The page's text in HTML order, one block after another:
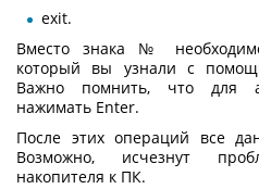
exit.
Вместо знака №
который вы узнали с
Важно помнить, что для
нажимать Enter.
После этих операций все
Возможно, исчезнут
накопителя к ПК.